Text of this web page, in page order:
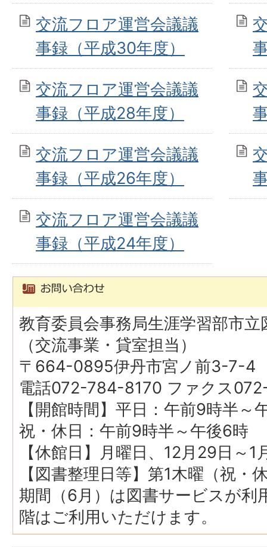
交流フロア運営会議議
事録（平成30年度）
交流フロア運営会議議
事録（平成28年度）
交流フロア運営会議議
事録（平成26年度）
交流フロア運営会議議
事録（平成24年度）
教育委員会事務局生涯学習部市
（交流事業・貸室担当）
〒664-0895伊丹市宮ノ前3-7-4
電話072-784-8170 ファクス
【開館時間】平日：午前9時半
祝・休日：午前9時半～午後6時
【休館日】月曜日、12月29日～1
【図書整理日等】第1木曜（祝・
期間（6月）は図書サービスが利
階はご利用いただけます。